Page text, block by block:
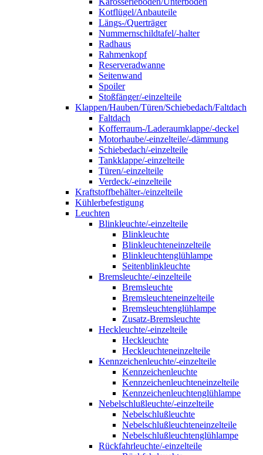
Kotflügel/Anbauteile
Längs-/Querträger
Nummernschildtafel/-halter
Radhaus
Rahmenkopf
Reserveradwanne
Seitenwand
Spoiler
Stoßfänger/-einzelteile
Klappen/Hauben/Türen/Schiebedach/Faltdach
Faltdach
Kofferraum-/Laderaumklappe/-deckel
Motorhaube/-einzelteile/-dämmung
Schiebedach/-einzelteile
Tankklappe/-einzelteile
Türen/-einzelteile
Verdeck/-einzelteile
Kraftstoffbehälter-/einzelteile
Kühlerbefestigung
Leuchten
Blinkleuchte/-einzelteile
Blinkleuchte
Blinkleuchteneinzelteile
Blinkleuchtenglühlampe
Seitenblinkleuchte
Bremsleuchte/-einzelteile
Bremsleuchte
Bremsleuchteneinzelteile
Bremsleuchtenglühlampe
Zusatz-Bremsleuchte
Heckleuchte/-einzelteile
Heckleuchte
Heckleuchteneinzelteile
Kennzeichenleuchte/-einzelteile
Kennzeichenleuchte
Kennzeichenleuchteneinzelteile
Kennzeichenleuchtenglühlampe
Nebelschlußleuchte/-einzelteile
Nebelschlußleuchte
Nebelschlußleuchteneinzelteile
Nebelschlußleuchtenglühlampe
Rückfahrleuchte/-einzelteile